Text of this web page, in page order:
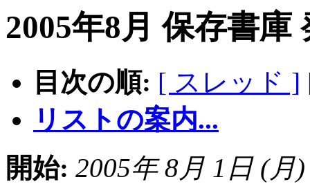
2005年8月 保存書庫
目次の順: [ スレッド ]
リストの案内...
開始: 2005年 8月 1日 (月